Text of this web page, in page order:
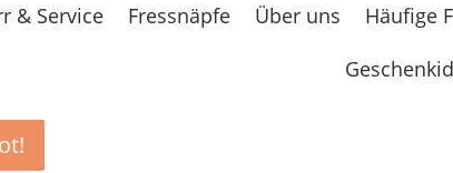
& Service
Fressnäpfe Über uns Häufige